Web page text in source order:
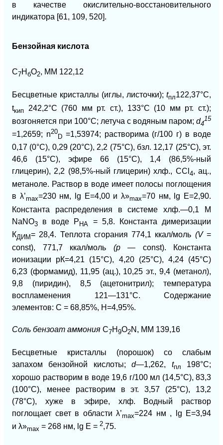
в качестве окислительно-восстановительного
индикатора [61, 109, 520].
Бензойная кислота
С7Н бO2, ММ 122,12
Бесцветные кристаллы (иглы, листочки); tпл122,37°С,
tкип
242,2°С (760 мм рт. ст.), 133°С (10 мм рт. ст.);
возгоняется при 100°С; летуча с водяным паром; d4
15
=1,2659; n20
D=1,53974; растворима (г/100 г) в воде
0,17 (0°С), 0,29 (20°С), 2,2 (75°С), бзл. 12,17 (25°С), эт.
46,6 (15°С), эфире 66 (15°С), 1,4 (86,5%-ный
глицерин), 2,2 (98,5%-ный глицерин) хлф., ССl 4, ац.,
метаноле. Раствор в воде имеет полосы поглощения
в λ’mах=230 нм, lg E=4,00 и λ»mах=70 нм, lg E=2,90.
Константа распределения в системе хлф.—0,1 М
NaNO3 в воде РНА
= 5,8. Константа димеризации
КДИМ= 28,4. Теплота сгорания 774,1 ккал/моль (V=
const), 771,7 ккал/моль (р — const). Константа
ионизации рК=4,21 (15°С), 4,20 (25°С), 4,24 (45°С)
6,23 (формамид), 11,95 (ац.), 10,25 эт., 9,4 (метанол),
9,8 (пиридин), 8,5 (ацетонитрил); температура
воспламенения 121—131°С. Содержание
элементов: С = 68,85%, Н=4,95%.
Соль бензоат аммония C7H 9О2N, ММ 139,16
Бесцветные кристаллы (порошок) со слабым
запахом бензойной кислоты;d—1,262, tпл
198°С;
хорошо растворим в воде 19,6 г/100 мл (14,5°С), 83,3
(100°С), менее растворим в эт. 3,57 (25°С), 13,2
(78°С), хуже в эфире, хлф. Водный раствор
поглощает свет в области λ’mах=224 нм , lg E=3,94
и λ»mах = 268 нм, lg E = 2,75.